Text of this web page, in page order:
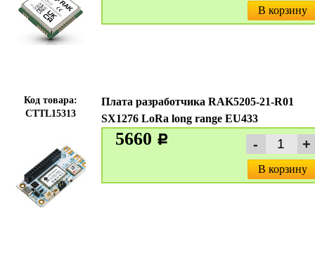
В корзину
Код товара:
CTTL15313
Плата разработчика RAK5205-21-R01
SX1276 LoRa long range EU433
5660 c
В корзину